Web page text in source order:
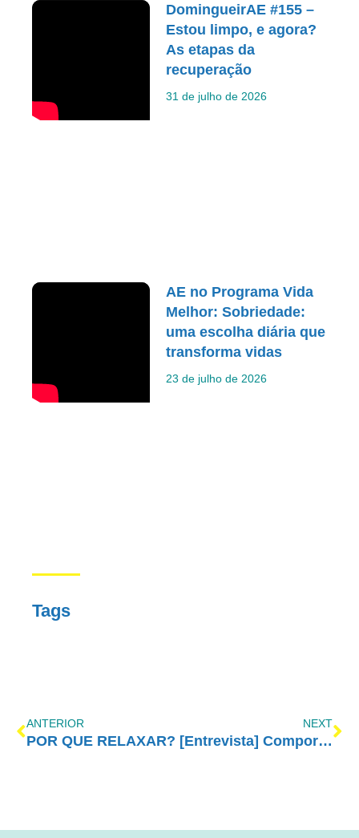
DomingueirAE #155 –
Estou limpo, e agora?
As etapas da
recuperação
31 de julho de 2026
AE no Programa Vida
Melhor: Sobriedade:
uma escolha diária que
transforma vidas
23 de julho de 2026
Tags
ANTERIOR
POR QUE RELAXAR?
NEXT
[Entrevista] Comportamento dos Pais – A Busca do Equilíbrio